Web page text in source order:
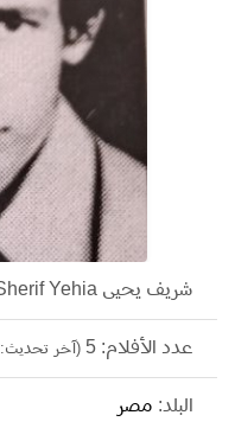
شريف يحيى Sherif Yehia
عدد الأفلام: 5 (آخر تحديث:03/03/2022)
البلد: مصر